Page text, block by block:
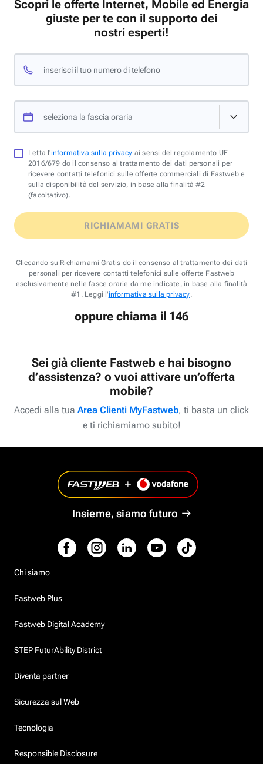
Scopri le offerte Internet, Mobile ed Energia
giuste per te con il supporto dei
nostri esperti!
inserisci il tuo numero di telefono
seleziona la fascia oraria
Letta l'informativa sulla privacy ai sensi del regolamento UE
2016/679 do il consenso al trattamento dei dati personali per
ricevere contatti telefonici sulle offerte commerciali di Fastweb e
sulla disponibilità del servizio, in base alla finalità #2
(facoltativo).
RICHIAMAMI GRATIS
Cliccando su Richiamami Gratis do il consenso al trattamento dei dati
personali per ricevere contatti telefonici sulle offerte Fastweb
esclusivamente nelle fasce orarie da me indicate, in base alla finalità
#1. Leggi l'informativa sulla privacy.
oppure chiama il 146
Sei già cliente Fastweb e hai bisogno
d’assistenza? o vuoi attivare un’offerta
mobile?
Accedi alla tua Area Clienti MyFastweb, ti basta un click
e ti richiamiamo subito!
Insieme, siamo futuro
Chi siamo
Fastweb Plus
Fastweb Digital Academy
STEP FuturAbility District
Diventa partner
Sicurezza sul Web
Tecnologia
Responsible Disclosure